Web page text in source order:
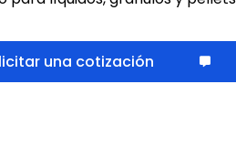
una cotización